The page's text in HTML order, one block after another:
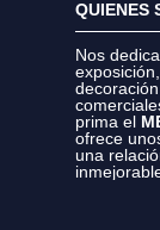
QUIENES
Nos
prima el
ofrece
una